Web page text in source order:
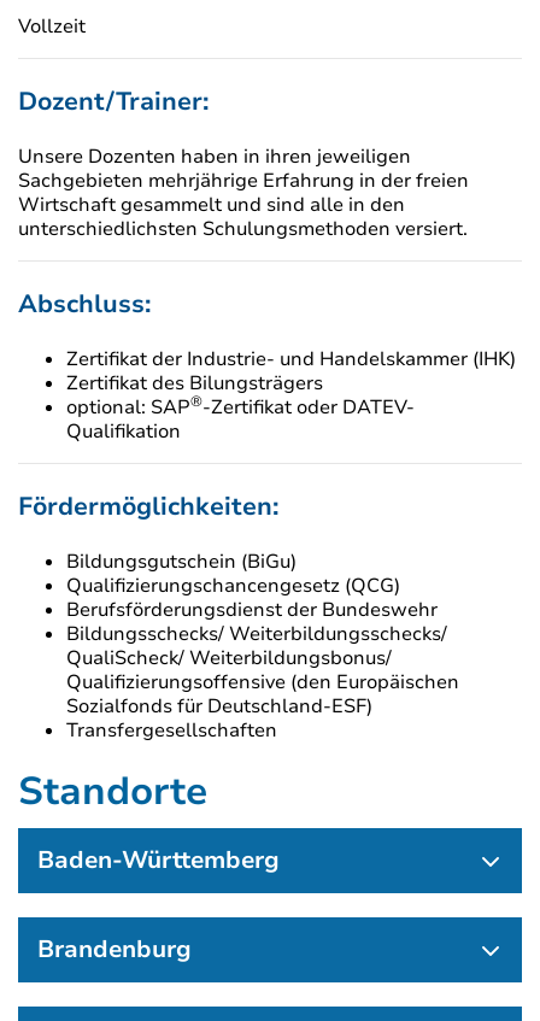
Vollzeit
Dozent/Trainer:
Unsere Dozenten haben in ihren jeweiligen
Sachgebieten mehrjährige Erfahrung in der freien
Wirtschaft gesammelt und sind alle in den
unterschiedlichsten Schulungsmethoden versiert.
Abschluss:
Zertifikat der Industrie- und Handelskammer (IHK)
Zertifikat des Bilungsträgers
optional: SAP®-Zertifikat oder DATEV-
Qualifikation
Fördermöglichkeiten:
Bildungsgutschein (BiGu)
Qualifizierungschancengesetz (QCG)
Berufsförderungsdienst der Bundeswehr
Bildungsschecks/ Weiterbildungsschecks/
QualiScheck/ Weiterbildungsbonus/
Qualifizierungsoffensive (den Europäischen
Sozialfonds für Deutschland-ESF)
Transfergesellschaften
Standorte
Baden-Württemberg
Brandenburg